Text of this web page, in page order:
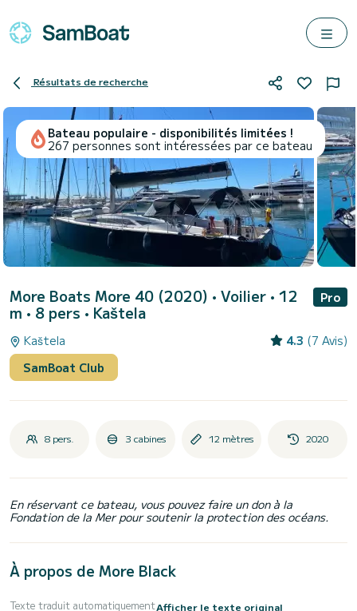
Résultats de recherche
Bateau populaire - disponibilités limitées !
267 personnes sont intéressées par ce bateau
More Boats More 40 (2020) • Voilier • 12
m • 8 pers • Kaštela
Pro
Kaštela 4.3 (7 Avis)
SamBoat Club
8 pers. 3 cabines 12 mètres 2020
En réservant ce bateau, vous pouvez faire un don à la
Fondation de la Mer pour soutenir la protection des océans.
À propos de More Black
Texte traduit automatiquementAfficher le texte original